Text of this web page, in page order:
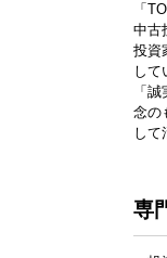
「
中古
投資
して
「
念の
して
専